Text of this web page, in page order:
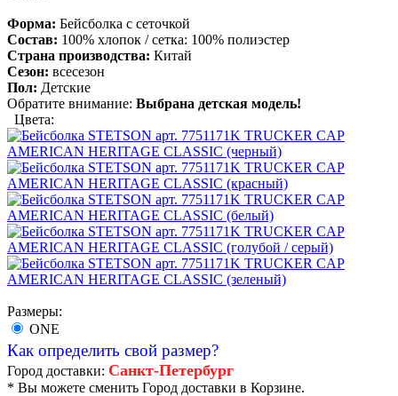
Форма: Бейсболка с сеточкой
Состав: 100% хлопок / сетка: 100% полиэстер
Страна производства: Китай
Сезон: всесезон
Пол: Детские
Обратите внимание: Выбрана детская модель!
Цвета:
Размеры:
ONE
Как определить свой размер?
Город доставки: Санкт-Петербург
* Вы можете сменить Город доставки в Корзине.